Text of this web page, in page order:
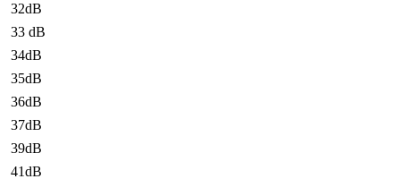
32dB
33 dB
34dB
35dB
36dB
37dB
39dB
41dB